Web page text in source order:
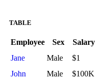
TABLE
Employee Sex Salary
Jane
Male $1
John
Male $100K